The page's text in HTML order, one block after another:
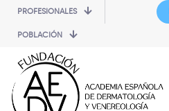
PROFESIONALES
POBLACIÓN